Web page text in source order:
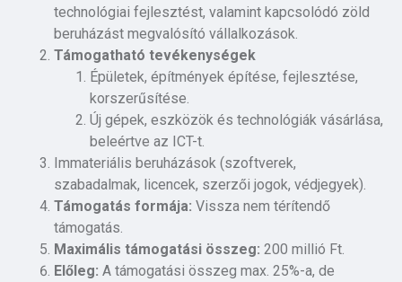
technológiai fejlesztést, valamint kapcsolódó zöld
beruházást megvalósító vállalkozások.
Támogatható tevékenységek
Épületek, építmények építése, fejlesztése,
korszerűsítése.
Új gépek, eszközök és technológiák vásárlása,
beleértve az ICT-t.
Immateriális beruházások (szoftverek,
szabadalmak, licencek, szerzői jogok, védjegyek).
Támogatás formája: Vissza nem térítendő
támogatás.
Maximális támogatási összeg: 200 millió Ft.
Előleg: A támogatási összeg max. 25%-a, de